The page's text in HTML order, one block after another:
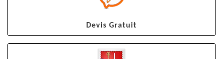
Devis Gratuit